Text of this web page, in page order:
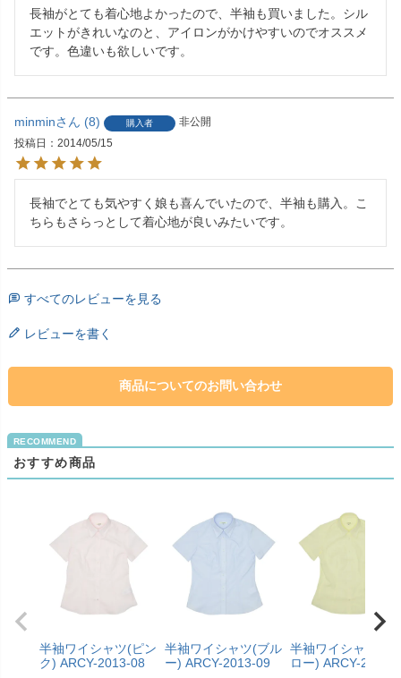
長袖がとても着心地よかったので、半袖も買いました。シル
エットがきれいなのと、アイロンがかけやすいのでオススメ
です。色違いも欲しいです。
minmin 8 購入者
非公開
投稿日
2014/05/15
長袖でとても気やすく娘も喜んでいたので、半袖も購入。こ
ちらもさらっとして着心地が良いみたいです。
すべてのレビューを見る
レビューを書く
商品についてのお問い合わせ
おすすめ商品
半袖ワイシャツ(ピン
ク) ARCY-2013-08
半袖ワイシャツ(ブル
ー) ARCY-2013-09
半袖ワイシャツ(イ
ロー) ARCY-2013-